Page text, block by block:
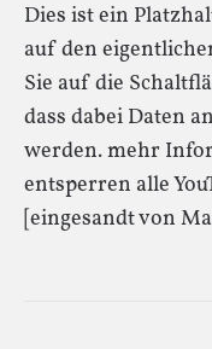
Dies ist ein
auf den
Sie auf die
dass dabei Daten
werden. mehr
entsperren alle
[eingesandt von